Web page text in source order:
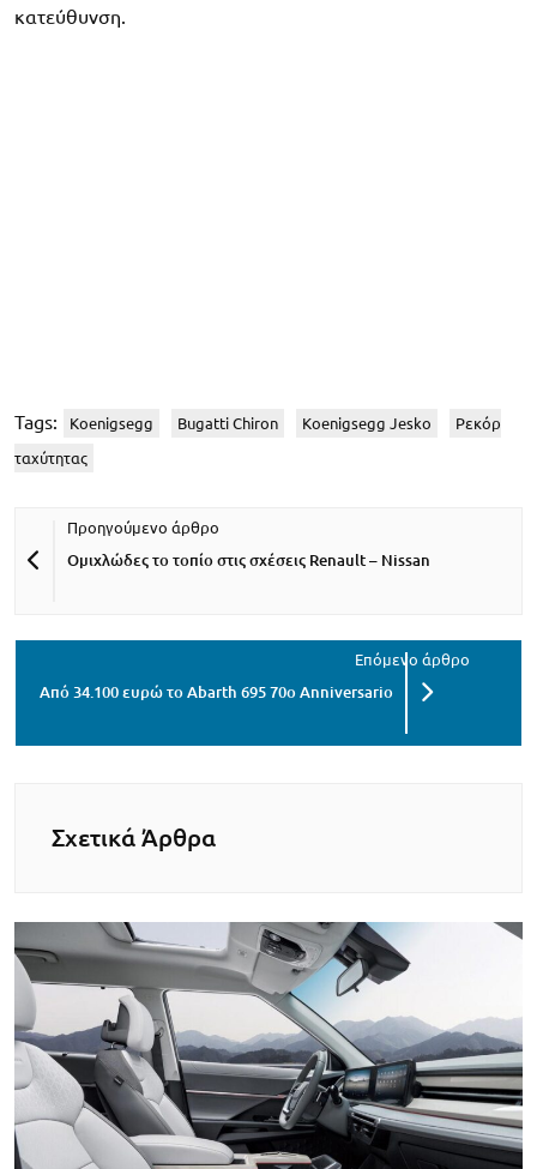
κατεύθυνση.
Tags: Koenigsegg Bugatti Chiron Koenigsegg Jesko Ρεκόρ
ταχύτητας
Ομιχλώδες το τοπίο στις σχέσεις Renault – Nissan
Από 34.100 ευρώ το Abarth 695 70ο Anniversario
Σχετικά Άρθρα